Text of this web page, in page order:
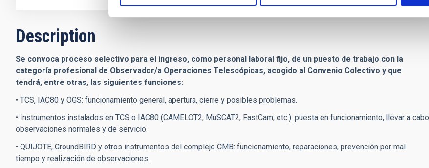
Description
Se convoca proceso selectivo para el ingreso, como personal laboral fijo, de un puesto de trabajo con la
categoría profesional de Observador/a Operaciones Telescópicas, acogido al Convenio Colectivo y que
tendrá, entre otras, las siguientes funciones:
• TCS, IAC80 y OGS: funcionamiento general, apertura, cierre y posibles problemas.
• Instrumentos instalados en TCS o IAC80 (CAMELOT2, MuSCAT2, FastCam, etc.): puesta en funcionamiento, llevar a cabo
observaciones normales y de servicio.
• QUIJOTE, GroundBIRD y otros instrumentos del complejo CMB: funcionamiento, reparaciones, prevención por mal
tiempo y realización de observaciones.